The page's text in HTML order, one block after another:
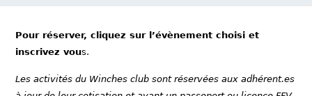
Pour réserver, cliquez sur l’évènement choisi et
inscrivez vous.
Les activités du Winches club sont réservées aux adhérent.es